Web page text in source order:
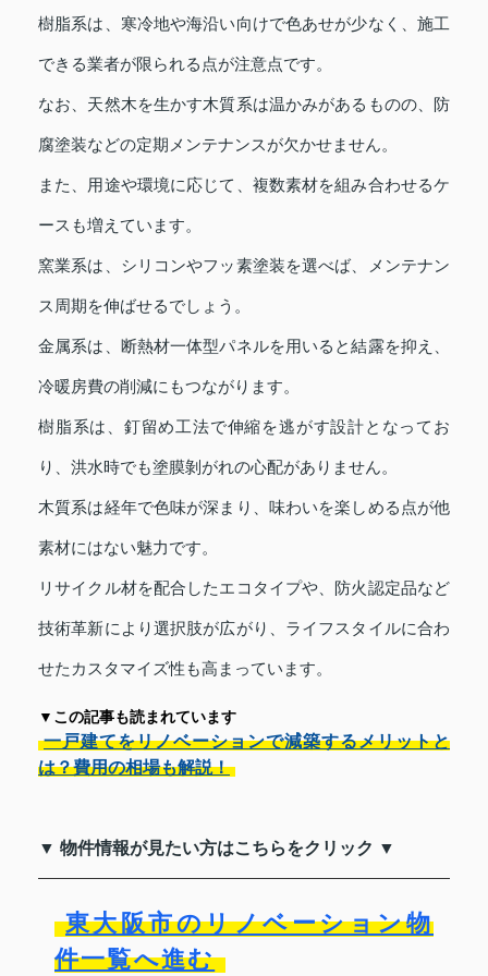
樹脂系は、寒冷地や海沿い向けで色あせが少なく、施工
できる業者が限られる点が注意点です。
なお、天然木を生かす木質系は温かみがあるものの、防
腐塗装などの定期メンテナンスが欠かせません。
また、用途や環境に応じて、複数素材を組み合わせるケ
ースも増えています。
窯業系は、シリコンやフッ素塗装を選べば、メンテナン
ス周期を伸ばせるでしょう。
金属系は、断熱材一体型パネルを用いると結露を抑え、
冷暖房費の削減にもつながります。
樹脂系は、釘留め工法で伸縮を逃がす設計となってお
り、洪水時でも塗膜剝がれの心配がありません。
木質系は経年で色味が深まり、味わいを楽しめる点が他
素材にはない魅力です。
リサイクル材を配合したエコタイプや、防火認定品など
技術革新により選択肢が広がり、ライフスタイルに合わ
せたカスタマイズ性も高まっています。
▼この記事も読まれています
一戸建てをリノベーションで減築するメリットと
は？費用の相場も解説！
▼ 物件情報が見たい方はこちらをクリック ▼
東大阪市のリノベーション物
件一覧へ進む